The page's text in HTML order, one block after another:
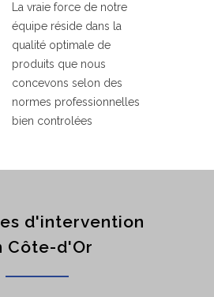
La vraie force de notre
équipe réside dans la
qualité optimale de
produits que nous
concevons selon des
normes professionnelles
bien controlées
d'intervention
Côte-d'Or